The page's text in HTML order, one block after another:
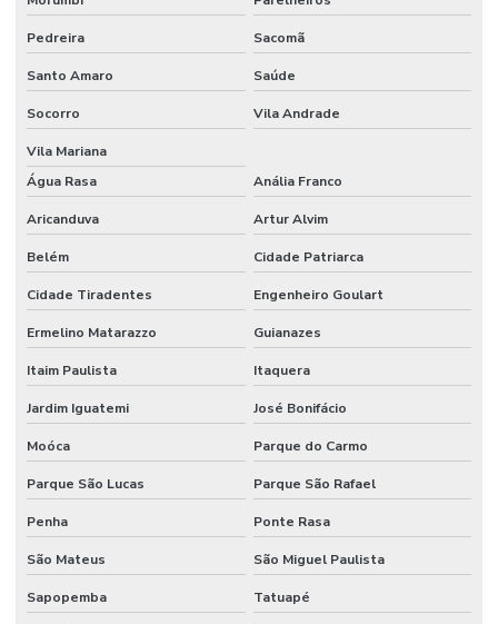
Projeto cftv predial
Projeto cftv residencial
Projeto de circuito fechado de tv
Projeto de controle de acesso
Projeto de segurança eletrônica
Projeto de segurança eletronica para condominios
Serviço de monitoramento 24 horas
Serviço de monitoramento de alarme
Sistema de acesso com reconhecimento facial para condomínio
Sistema de câmeras com reconhecimento facial
Sistema de cftv
Solução de vigilância inteligente para condomínio
Pedreira Sacomã
Santo Amaro Saúde
Socorro Vila Andrade
Vila Mariana
Água Rasa
Anália Franco
Aricanduva Artur Alvim
Belém Cidade Patriarca
Cidade Tiradentes Engenheiro Goulart
Ermelino Matarazzo Guianazes
Itaim Paulista Itaquera
Jardim Iguatemi José Bonifácio
Moóca Parque do Carmo
Parque São Lucas Parque São Rafael
Penha Ponte Rasa
São Mateus São Miguel Paulista
Sapopemba Tatuapé